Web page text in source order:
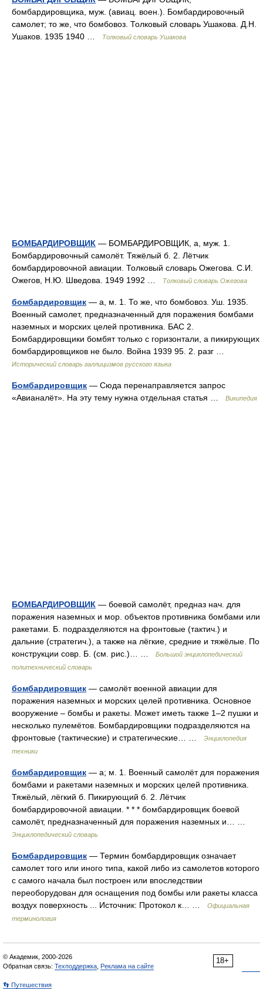
бомбардировщика, муж. (авиац. воен.). Бомбардировочный
самолет; то же, что бомбовоз. Толковый словарь Ушакова. Д.Н.
Ушаков. 1935 1940 …
Толковый словарь Ушакова
БОМБАРДИРОВЩИК — БОМБАРДИРОВЩИК, а, муж. 1.
Бомбардировочный самолёт. Тяжёлый б. 2. Лётчик
бомбардировочной авиации. Толковый словарь Ожегова. С.И.
Ожегов, Н.Ю. Шведова. 1949 1992 …
Толковый словарь Ожегова
бомбардировщик — а, м. 1. То же, что бомбовоз. Уш. 1935.
Военный самолет, предназначенный для поражения бомбами
наземных и морских целей противника. БАС 2.
Бомбардировщики бомбят только с горизонтали, а пикирующих
бомбардировщиков не было. Война 1939 95. 2. разг …
Исторический словарь галлицизмов русского языка
Бомбардировщик — Сюда перенаправляется запрос
«Авианалёт». На эту тему нужна отдельная статья …
Википедия
БОМБАРДИРОВЩИК — боевой самолёт, предназ нач. для
поражения наземных и мор. объектов противника бомбами или
ракетами. Б. подразделяются на фронтовые (тактич.) и
дальние (стратегич.), а также на лёгкие, средние и тяжёлые. По
конструкции совр. Б. (см. рис.)… …
Большой энциклопедический
политехнический словарь
бомбардировщик — самолёт военной авиации для
поражения наземных и морских целей противника. Основное
вооружение – бомбы и ракеты. Может иметь также 1–2 пушки и
несколько пулемётов. Бомбардировщики подразделяются на
фронтовые (тактические) и стратегические… …
Энциклопедия
техники
бомбардировщик — а; м. 1. Военный самолёт для поражения
бомбами и ракетами наземных и морских целей противника.
Тяжёлый, лёгкий б. Пикирующий б. 2. Лётчик
бомбардировочной авиации. * * * бомбардировщик боевой
самолёт, предназначенный для поражения наземных и… …
Энциклопедический словарь
Бомбардировщик — Термин бомбардировщик означает
самолет того или иного типа, какой либо из самолетов которого
с самого начала был построен или впоследствии
переоборудован для оснащения под бомбы или ракеты класса
воздух поверхность ... Источник: Протокол к… …
Официальная
терминология
18+
© Академик, 2000-2026
Обратная связь: Техподдержка Реклама на сайте
👣 Путешествия